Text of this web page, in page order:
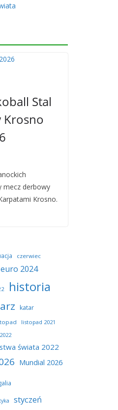
Stal
Krosno
mecz derbowy
Krosno.
czerwiec
euro 2024
historia
katar
listopad 2021
świata 2022
Mundial 2026
styczeń